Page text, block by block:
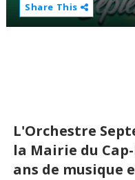
Share This
L'Orchestre
la Mairie du
ans de musique